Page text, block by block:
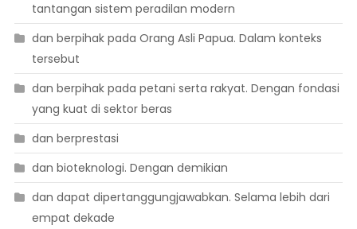
tantangan sistem peradilan modern
dan berpihak pada Orang Asli Papua. Dalam konteks
tersebut
dan berpihak pada petani serta rakyat. Dengan fondasi
yang kuat di sektor beras
dan berprestasi
dan bioteknologi. Dengan demikian
dan dapat dipertanggungjawabkan. Selama lebih dari
empat dekade